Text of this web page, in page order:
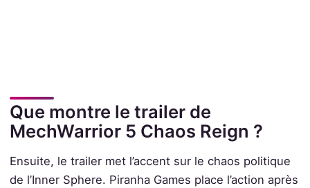
Que montre le trailer de
MechWarrior 5 Chaos Reign ?
Ensuite, le trailer met l’accent sur le chaos politique
de l’Inner Sphere. Piranha Games place l’action après